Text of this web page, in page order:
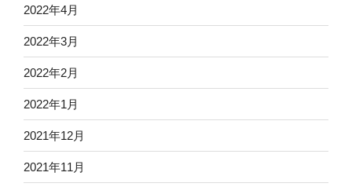
2022年4月
2022年3月
2022年2月
2022年1月
2021年12月
2021年11月